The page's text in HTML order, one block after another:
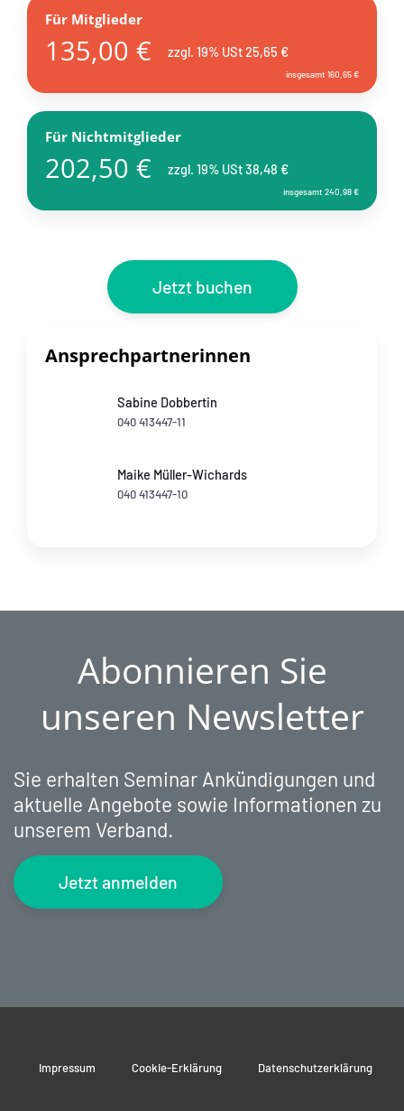
Für Mitglieder
135,00 € zzgl. 19% USt 25,65 €
insgesamt 160,65 €
Für Nichtmitglieder
202,50 € zzgl. 19% USt 38,48 €
insgesamt 240,98 €
Jetzt buchen
Ansprechpartnerinnen
Sabine Dobbertin
040 413447-11
Maike Müller-Wichards
040 413447-10
Abonnieren Sie
unseren Newsletter
Sie erhalten Seminar Ankündigungen und
aktuelle Angebote sowie Informationen zu
unserem Verband.
Jetzt anmelden
Impressum Cookie-Erklärung Datenschutzerklärung